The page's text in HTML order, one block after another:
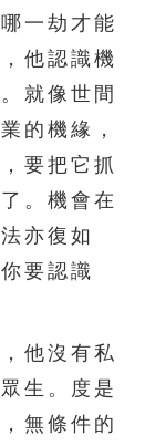
一劫才能
他認識機
就像世間
的機緣，
要把它抓
。機會在
亦復如
要認識
他沒有私
生。度是
無條件的